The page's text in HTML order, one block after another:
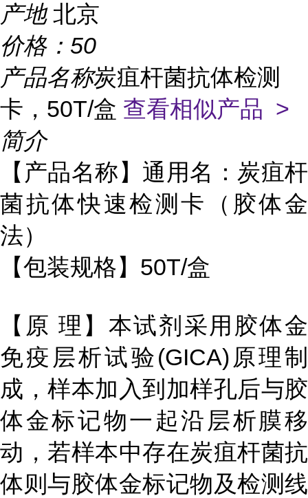
产地 北京
价格： 50
产品名称炭疽杆菌抗体检测
卡，50T/盒 查看相似产品 >
简介
【产品名称】通用名：炭疽杆
菌抗体快速检测卡（胶体金
法）
【包装规格】50T/盒
【原 理】本试剂采用胶体金
免疫层析试验(GICA)原理制
成，样本加入到加样孔后与胶
体金标记物一起沿层析膜移
动，若样本中存在炭疽杆菌抗
体则与胶体金标记物及检测线